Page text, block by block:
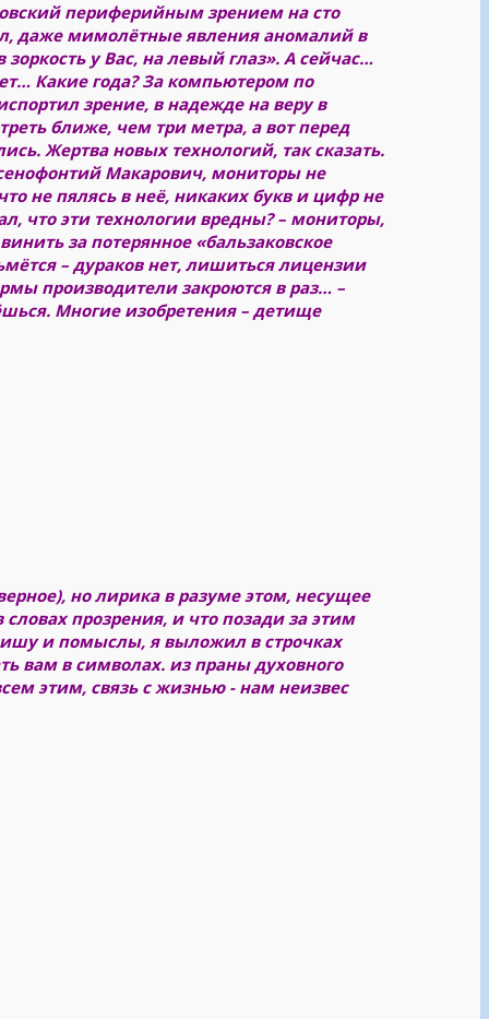
периферийным зрением на сто
даже мимолётные явления аномалий в
у Вас, на левый глаз». А сейчас…
Какие года? За компьютером по
зрение, в надежде на веру в
ближе, чем три метра, а вот перед
Жертва новых технологий, так сказать.
Макарович, мониторы не
не пялясь в неё, никаких букв и цифр не
что эти технологии вредны? – мониторы,
за потерянное «бальзаковское
– дураков нет, лишиться лицензии
производители закроются в раз… –
Многие изобретения – детище
но лирика в разуме этом, несущее
прозрения, и что позади за этим
и помыслы, я выложил в строчках
вам в символах. из праны духовного
этим, связь с жизнью - нам неизвес